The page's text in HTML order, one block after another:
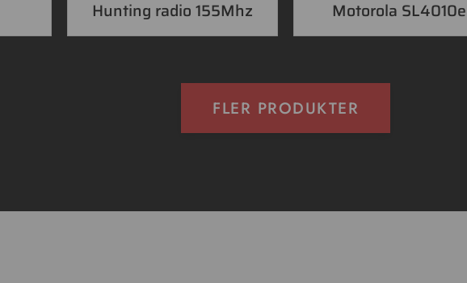
Hunting radio 155Mhz Motorola SL4010e
FLER PRODUKTER